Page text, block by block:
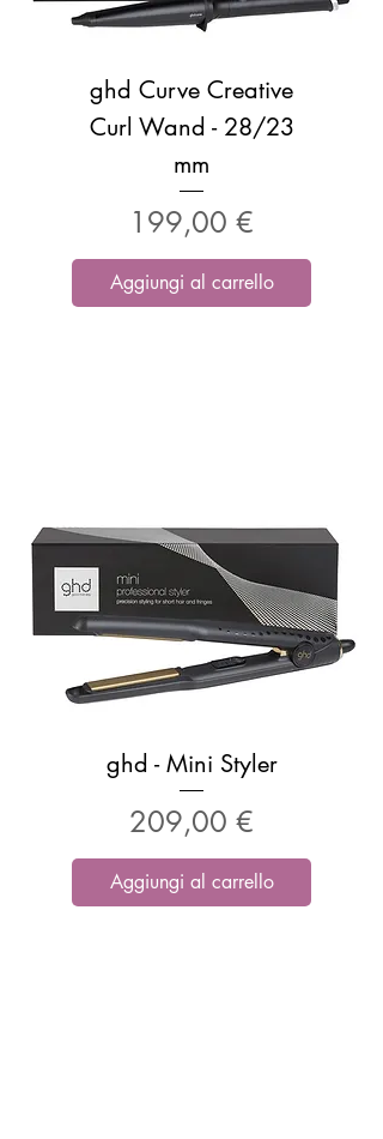
ghd Curve Creative
Curl Wand - 28/23
mm
Prezzo
199,00 €
Aggiungi al carrello
ghd - Mini Styler
Prezzo
209,00 €
Aggiungi al carrello